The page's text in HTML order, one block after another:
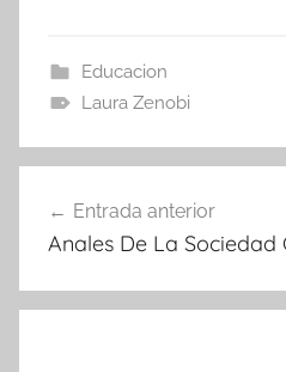
Educacion
Laura Zenobi
de
Entrada anterior
Anales De La